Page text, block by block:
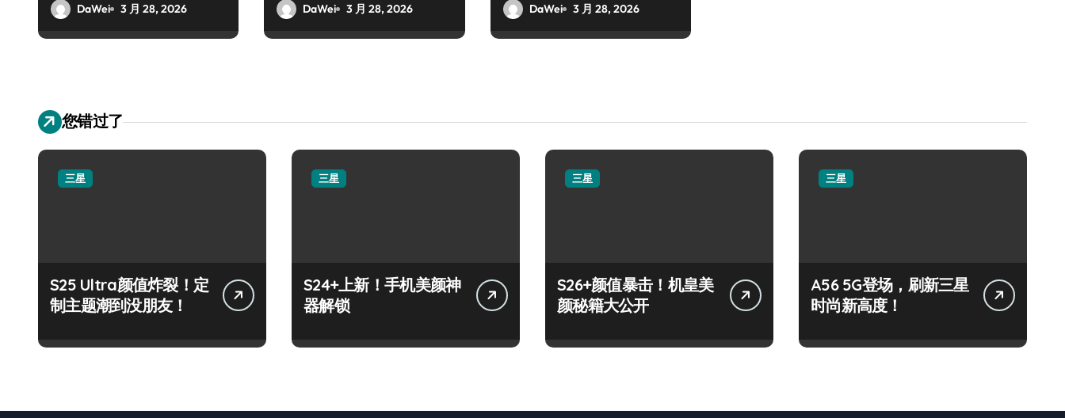
DaWei 3 月 28, 2026 DaWei 3 月 28, 2026 DaWei 3 月 28, 2026
您错过了
三星
S25 Ultra颜值炸裂！定
制主题潮到没朋友！
三星
S24+上新！手机美颜神
器解锁
三星
S26+颜值暴击！机皇美
颜秘籍大公开
三星
A56 5G登场，刷新三星
时尚新高度！